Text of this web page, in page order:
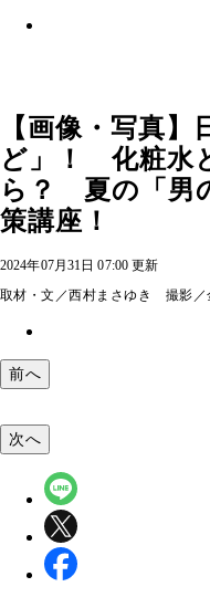
【画像・写真】
ど」！ 化粧水
ら？ 夏の「男
策講座！
2024年07月31日 07:00 更新
取材・文／西村まさゆき 撮影
前へ
次へ